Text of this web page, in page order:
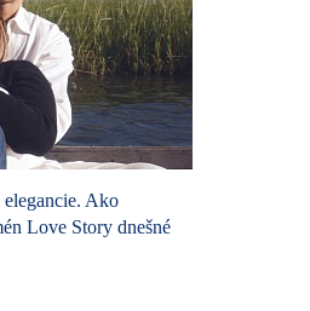
Ako
Love Story dnešné